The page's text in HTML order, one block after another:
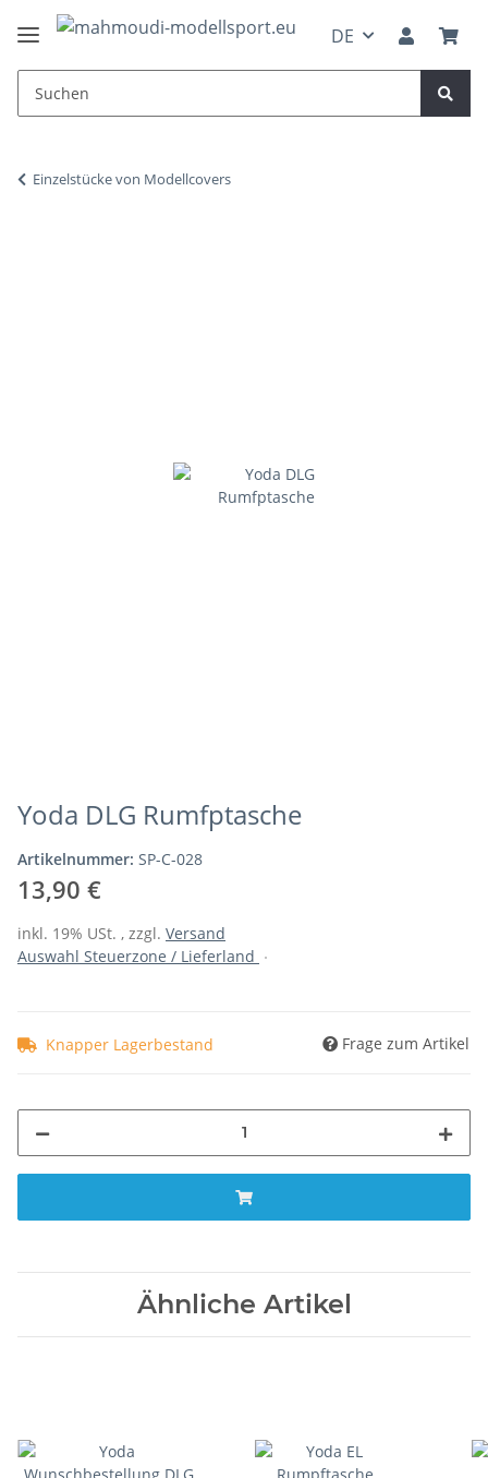
DE
Einzelstücke von Modellcovers
Yoda DLG Rumfptasche
Artikelnummer: SP-C-028
13,90 €
inkl. 19% USt. , zzgl. Versand
Auswahl Steuerzone / Lieferland
Knapper Lagerbestand Frage zum Artikel
Ähnliche Artikel